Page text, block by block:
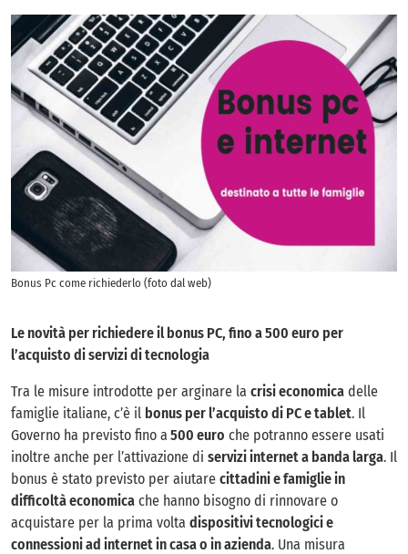
Bonus Pc come richiederlo (foto dal web)
Le novità per richiedere il bonus PC, fino a 500 euro per
l’acquisto di servizi di tecnologia
Tra le misure introdotte per arginare la crisi economica delle
famiglie italiane, c’è il bonus per l’acquisto di PC e tablet. Il
Governo ha previsto fino a 500 euro che potranno essere usati
inoltre anche per l’attivazione di servizi internet a banda larga. Il
bonus è stato previsto per aiutare cittadini e famiglie in
difficoltà economica che hanno bisogno di rinnovare o
acquistare per la prima volta dispositivi tecnologici e
connessioni ad internet in casa o in azienda. Una misura